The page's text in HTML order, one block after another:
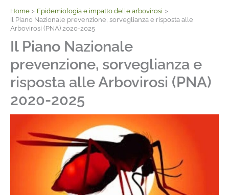
Home
Epidemiologia e impatto delle arbovirosi
Il Piano Nazionale prevenzione, sorveglianza e risposta alle
Arbovirosi (PNA) 2020-2025
Il Piano Nazionale
prevenzione, sorveglianza e
risposta alle Arbovirosi (PNA)
2020-2025